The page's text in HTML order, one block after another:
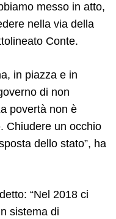
messo in atto,
nella via della
Conte.
in piazza e in
di non
povertà non è
Chiudere un occhio
dello stato”, ha
“Nel 2018 ci
sistema di